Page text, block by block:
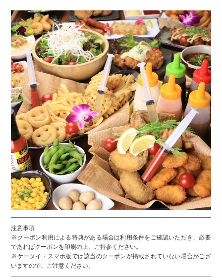
注意事項
※クーポン利用による特典がある場合は利用条件をご確認いただき、必要
であればクーポンを印刷の上、ご持参ください。
※ケータイ・スマホ版では該当のクーポンが掲載されていない場合がござ
いますので、ご注意ください。